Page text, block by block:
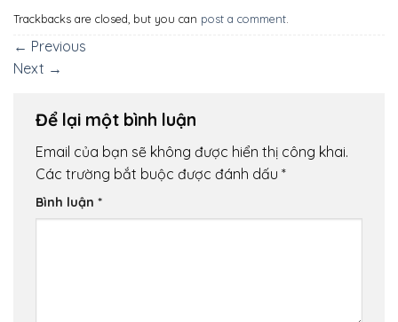
Trackbacks are closed, but you can post a comment
← Previous
Next →
Để lại một bình luận
Email của bạn sẽ không được hiển thị công khai.
Các trường bắt buộc được đánh dấu *
Bình luận *